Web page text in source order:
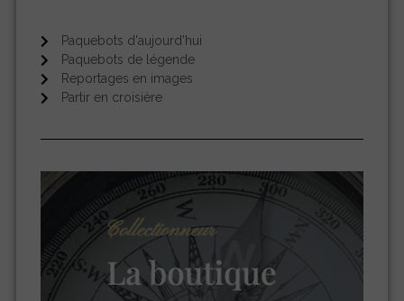
Paquebots d'aujourd'hui
Paquebots de légende
Reportages en images
Partir en croisière